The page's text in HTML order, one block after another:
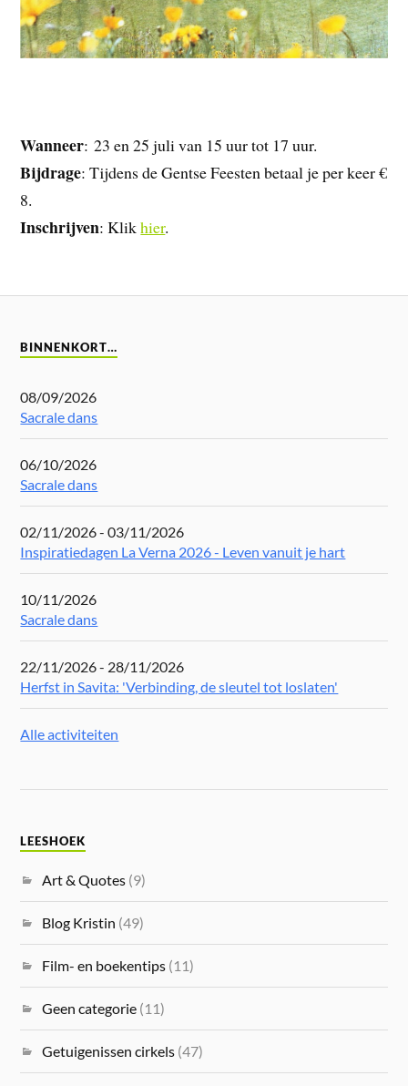
Wanneer: 23 en 25 juli van 15 uur tot 17 uur.
Bijdrage: Tijdens de Gentse Feesten betaal je per keer €
8.
Inschrijven: Klikhier.
BINNENKORT…
08/09/2026
Sacrale dans
06/10/2026
Sacrale dans
02/11/2026 - 03/11/2026
Inspiratiedagen La Verna 2026 - Leven vanuit je hart
10/11/2026
Sacrale dans
22/11/2026 - 28/11/2026
Herfst in Savita: 'Verbinding, de sleutel tot loslaten'
Alle activiteiten
LEESHOEK
Art & Quotes (9)
Blog Kristin (49)
Film- en boekentips (11)
Geen categorie (11)
Getuigenissen cirkels (47)